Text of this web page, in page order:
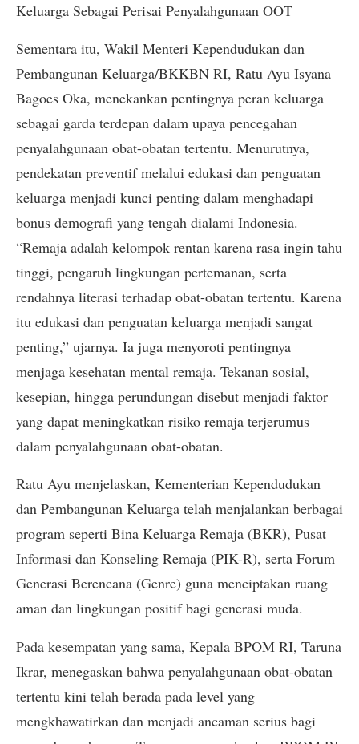
Keluarga Sebagai Perisai Penyalahgunaan OOT
Sementara itu, Wakil Menteri Kependudukan dan
Pembangunan Keluarga/BKKBN RI, Ratu Ayu Isyana
Bagoes Oka, menekankan pentingnya peran keluarga
sebagai garda terdepan dalam upaya pencegahan
penyalahgunaan obat-obatan tertentu. Menurutnya,
pendekatan preventif melalui edukasi dan penguatan
keluarga menjadi kunci penting dalam menghadapi
bonus demografi yang tengah dialami Indonesia.
“Remaja adalah kelompok rentan karena rasa ingin tahu
tinggi, pengaruh lingkungan pertemanan, serta
rendahnya literasi terhadap obat-obatan tertentu. Karena
itu edukasi dan penguatan keluarga menjadi sangat
penting,” ujarnya. Ia juga menyoroti pentingnya
menjaga kesehatan mental remaja. Tekanan sosial,
kesepian, hingga perundungan disebut menjadi faktor
yang dapat meningkatkan risiko remaja terjerumus
dalam penyalahgunaan obat-obatan.
Ratu Ayu menjelaskan, Kementerian Kependudukan
dan Pembangunan Keluarga telah menjalankan berbagai
program seperti Bina Keluarga Remaja (BKR), Pusat
Informasi dan Konseling Remaja (PIK-R), serta Forum
Generasi Berencana (Genre) guna menciptakan ruang
aman dan lingkungan positif bagi generasi muda.
Pada kesempatan yang sama, Kepala BPOM RI, Taruna
Ikrar, menegaskan bahwa penyalahgunaan obat-obatan
tertentu kini telah berada pada level yang
mengkhawatirkan dan menjadi ancaman serius bagi